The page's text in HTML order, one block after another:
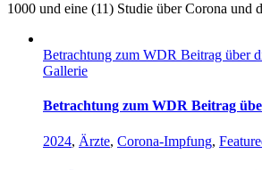
1000 und eine (11) Studie über Corona und
Betrachtung zum WDR Beitrag über
Gallerie
Betrachtung zum WDR Beitrag
2024, Ärzte, Corona-Impfung,